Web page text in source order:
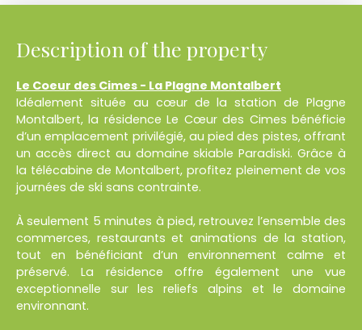
Description of the property
Le Coeur des Cimes - La Plagne Montalbert
Idéalement située au cœur de la station de Plagne
Montalbert, la résidence Le Cœur des Cimes bénéficie
d’un emplacement privilégié, au pied des pistes, offrant
un accès direct au domaine skiable Paradiski. Grâce à
la télécabine de Montalbert, profitez pleinement de vos
journées de ski sans contrainte.
À seulement 5 minutes à pied, retrouvez l’ensemble des
commerces, restaurants et animations de la station,
tout en bénéficiant d’un environnement calme et
préservé. La résidence offre également une vue
exceptionnelle sur les reliefs alpins et le domaine
environnant.